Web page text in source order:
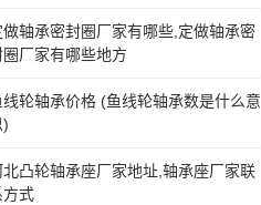
做轴承密封圈厂家有哪些,定做轴承密
圈厂家有哪些地方
线轮轴承价格 (鱼线轮轴承数是什么意
)
北凸轮轴承座厂家地址,轴承座厂家联
方式